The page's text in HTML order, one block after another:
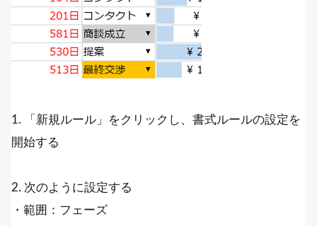
1. 「新規ルール」をクリックし、書式ルールの設定を
開始する
2. 次のように設定する
・範囲：フェーズ